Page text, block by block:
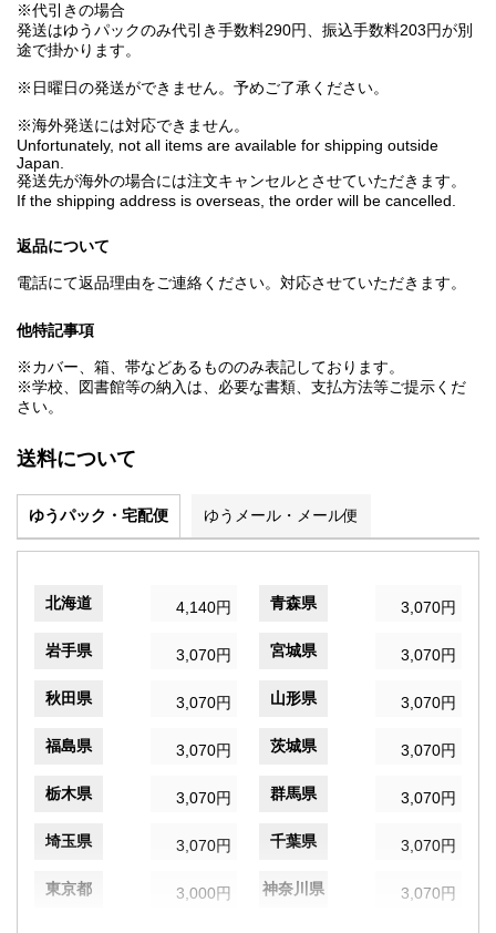
※代引きの場合
発送はゆうパックのみ代引き手数料290円、振込手数料203円が別
途で掛かります。
※日曜日の発送ができません。予めご了承ください。
※海外発送には対応できません。
Unfortunately, not all items are available for shipping outside
Japan.
発送先が海外の場合には注文キャンセルとさせていただきます。
If the shipping address is overseas, the order will be cancelled.
返品について
電話にて返品理由をご連絡ください。対応させていただきます。
他特記事項
※カバー、箱、帯などあるもののみ表記しております。
※学校、図書館等の納入は、必要な書類、支払方法等ご提示くだ
さい。
送料について
ゆうパック・宅配便 ゆうメール・メール便
北海道 4,140円 青森県 3,070円
岩手県 3,070円 宮城県 3,070円
秋田県 3,070円 山形県 3,070円
福島県 3,070円 茨城県 3,070円
栃木県 3,070円 群馬県 3,070円
埼玉県 3,070円 千葉県 3,070円
東京都 3,000円 神奈川県 3,070円